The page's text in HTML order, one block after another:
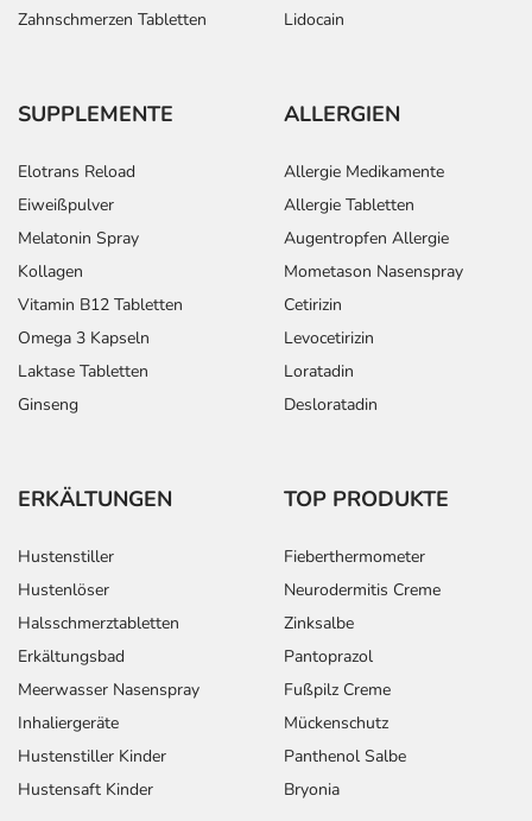
Zahnschmerzen Tabletten Lidocain
SUPPLEMENTE
Elotrans Reload
Eiweißpulver
Melatonin Spray
Kollagen
Vitamin B12 Tabletten
Omega 3 Kapseln
Laktase Tabletten
Ginseng
ALLERGIEN
Allergie Medikamente
Allergie Tabletten
Augentropfen Allergie
Mometason Nasenspray
Cetirizin
Levocetirizin
Loratadin
Desloratadin
ERKÄLTUNGEN
Hustenstiller
Hustenlöser
Halsschmerztabletten
Erkältungsbad
Meerwasser Nasenspray
Inhaliergeräte
Hustenstiller Kinder
Hustensaft Kinder
TOP PRODUKTE
Fieberthermometer
Neurodermitis Creme
Zinksalbe
Pantoprazol
Fußpilz Creme
Mückenschutz
Panthenol Salbe
Bryonia